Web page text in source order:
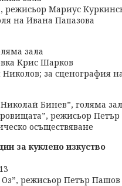
режисьор Мариус
на Ивана Папазова
зала
Крис Шарков
за сценография
Бинев”, голяма
режисьор Петър
осъществяване
за куклено изкуство
Оз”, режисьор Петър